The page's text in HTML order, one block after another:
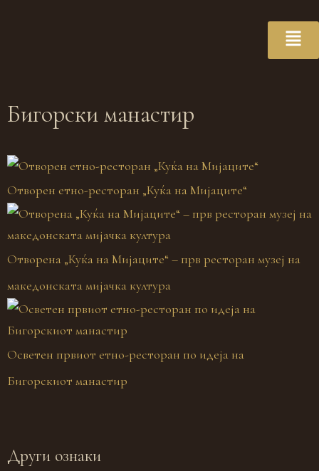
Бигорски манастир
Отворен етно-ресторан „Куќа на Мијаците“
Отворена „Куќа на Мијаците“ – прв ресторан музеј на
македонската мијачка култура
Осветен првиот етно-ресторан по идеја на
Бигорскиот манастир
Други ознаки